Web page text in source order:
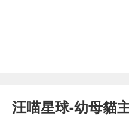
汪喵星球-幼母貓